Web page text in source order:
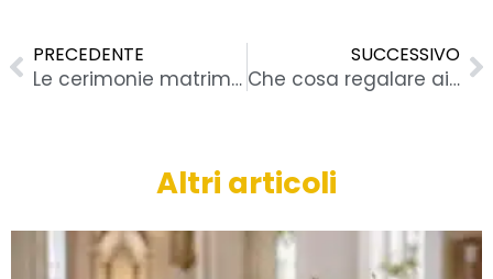
PRECEDENTE
Le cerimonie matrimoniali da scegliere per le nozze
SUCCESSIVO
Che cosa regalare ai colleghi quando si va in pensione?
Altri articoli